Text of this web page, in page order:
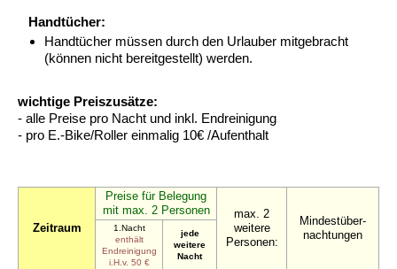
Handtücher:
Handtücher müssen durch den Urlauber mitgebracht
(können nicht bereitgestellt) werden.
wichtige Preiszusätze:
- alle Preise pro Nacht und inkl. Endreinigung
- pro E.-Bike/Roller einmalig 10€ /Aufenthalt
Zeitraum
Preise für Belegung
mit max. 2 Personen
max. 2
weitere
Personen:
Mindestüber-
nachtungen
1.Nacht
enthält
Endreinigung
i.H.v. 50 €
jede
weitere
Nacht